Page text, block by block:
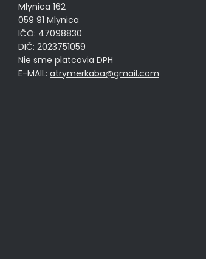
Mlynica 162
059 91 Mlynica
IČO: 47098830
DIČ: 2023751059
Nie sme platcovia DPH
E-MAIL: atrymerkaba@gmail.com